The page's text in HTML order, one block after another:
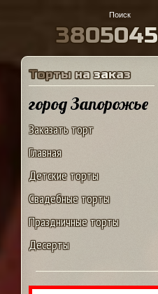
3805045
Торты на заказ
город Запорожье
Заказать торт
Главная
Детские торты
Свадебные торты
Праздничные торты
Десерты